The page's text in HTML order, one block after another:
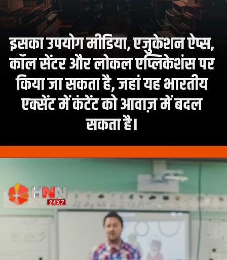
इसका उपयोग मीडिया, एजुकेशन ऐप्स,
कॉल सेंटर और लोकल एप्लिकेशंस पर
किया जा सकता है, जहां यह भारतीय
एक्सेंट में कंटेंट को आवाज़ में बदल